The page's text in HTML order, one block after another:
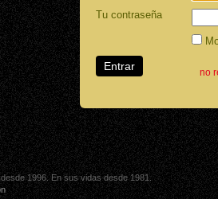
Tu contraseña
no
1996. En sus vidas desde 1981.